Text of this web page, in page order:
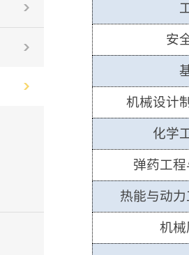
安
机械设计
化学
弹药工
热能与动
机